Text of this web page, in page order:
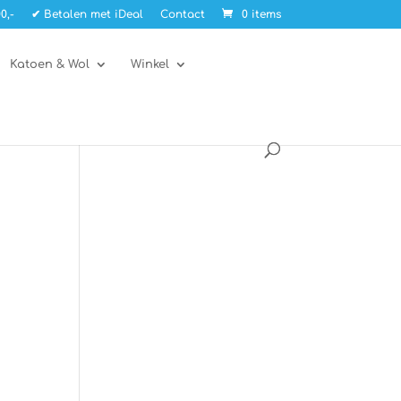
✔ Betalen met iDeal Contact 0 items
Katoen & Wol Winkel